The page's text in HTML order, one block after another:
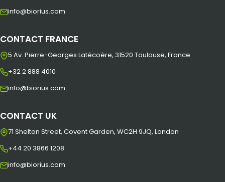
info@biorius.com
CONTACT FRANCE
5 Av. Pierre-Georges Latécoère, 31520 Toulouse, France
+32 2 888 4010
info@biorius.com
CONTACT UK
71 Shelton Street, Covent Garden, WC2H 9JQ, London
+44 20 3866 1208
info@biorius.com